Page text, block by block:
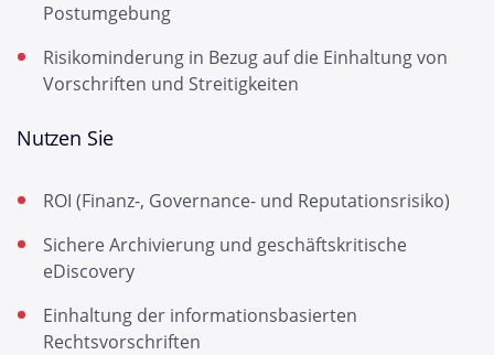
Postumgebung
Risikominderung in Bezug auf die Einhaltung von
Vorschriften und Streitigkeiten
Nutzen Sie
ROI (Finanz-, Governance- und Reputationsrisiko)
Sichere Archivierung und geschäftskritische
eDiscovery
Einhaltung der informationsbasierten
Rechtsvorschriften